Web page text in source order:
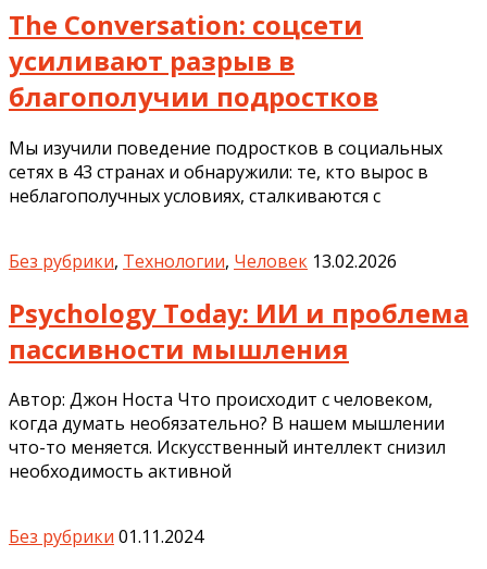
The Conversation: соцсети
усиливают разрыв в
благополучии подростков
Мы изучили поведение подростков в социальных
сетях в 43 странах и обнаружили: те, кто вырос в
неблагополучных условиях, сталкиваются с
Без рубрики, Технологии, Человек 13.02.2026
Psychology Today: ИИ и проблема
пассивности мышления
Автор: Джон Носта Что происходит с человеком,
когда думать необязательно? В нашем мышлении
что-то меняется. Искусственный интеллект снизил
необходимость активной
Без рубрики 01.11.2024